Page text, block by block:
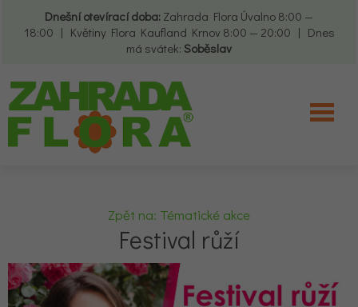
Dnešní otevírací doba: Zahrada Flora Úvalno 8:00 —
18:00 | Květiny Flora Kaufland Krnov 8:00 — 20:00 | Dnes
má svátek: Soběslav
Zpět na: Tématické akce
Festival růží